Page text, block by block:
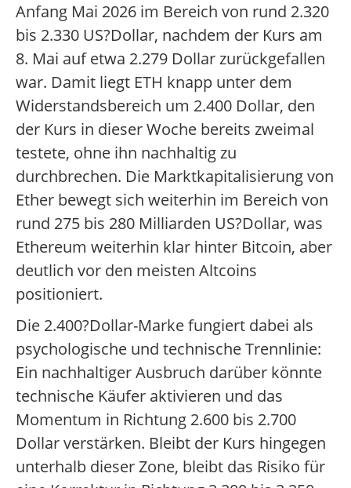
Anfang Mai 2026 im Bereich von rund 2.320
bis 2.330 US?Dollar, nachdem der Kurs am
8. Mai auf etwa 2.279 Dollar zurückgefallen
war. Damit liegt ETH knapp unter dem
Widerstandsbereich um 2.400 Dollar, den
der Kurs in dieser Woche bereits zweimal
testete, ohne ihn nachhaltig zu
durchbrechen. Die Marktkapitalisierung von
Ether bewegt sich weiterhin im Bereich von
rund 275 bis 280 Milliarden US?Dollar, was
Ethereum weiterhin klar hinter Bitcoin, aber
deutlich vor den meisten Altcoins
positioniert.
Die 2.400?Dollar-Marke fungiert dabei als
psychologische und technische Trennlinie:
Ein nachhaltiger Ausbruch darüber könnte
technische Käufer aktivieren und das
Momentum in Richtung 2.600 bis 2.700
Dollar verstärken. Bleibt der Kurs hingegen
unterhalb dieser Zone, bleibt das Risiko für